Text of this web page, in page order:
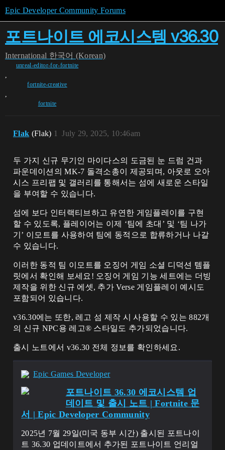
Epic Developer Community Forums
포트나이트 에코시스템 v36.30
International 한국어 (Korean)
unreal-editor-for-fortnite
,
fortnite-creative
,
fortnite
Flak (Flak) July 29, 2025, 10:46am
1
두 가지 신규 무기인 마이다스의 도금된 눈 드럼 건과
파운데이션의 MK-7 돌격소총이 제공되며, 아웃로 오아
시스 프리팹 및 갤러리를 통해서는 섬에 새로운 스타일
을 부여할 수 있습니다.
섬에 보다 인터랙티브하고 유연한 게임플레이를 구현
할 수 있도록, 플레이어는 이제 ‘팀에 초대’ 및 ‘팀 나가
기’ 이모트를 사용하여 팀에 동적으로 합류하거나 나갈
수 있습니다.
이러한 동적 팀 이모트를 오징어 게임 소셜 디덕션 템플
릿에서 확인해 보세요! 오징어 게임 기능 세트에는 더빙
제작을 위한 신규 에셋, 추가 Verse 게임플레이 예시도
포함되어 있습니다.
v36.30에는 또한, 레고 섬 제작 시 사용할 수 있는 882개
의 신규 NPC용 레고® 스타일도 추가되었습니다.
출시 노트에서 v36.30 전체 정보를 확인하세요.
Epic Games Developer
포트나이트 36.30 에코시스템 업
데이트 및 출시 노트 | Fortnite 문
서 | Epic Developer Community
2025년 7월 29일(미국 동부 시간) 출시된 포트나이
트 36.30 업데이트에서 추가된 포트나이트 언리얼